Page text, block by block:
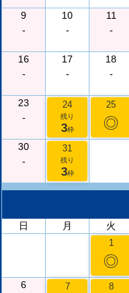
9
-
10
-
11
-
16
-
17
-
18
-
23
-
24
残り
3枠
25
◎
30
-
31
残り
3枠
日
月 火
1
◎
6
7 8